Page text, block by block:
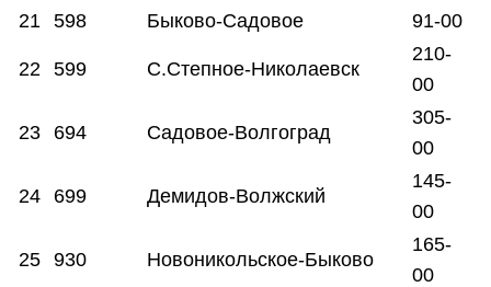
21
598 Быково-Садовое 91-00
22 599 С.Степное-Николаевск
210-
00
23 694 Садовое-Волгоград
305-
00
24 699 Демидов-Волжский
145-
00
25 930 Новоникольское-Быково
165-
00